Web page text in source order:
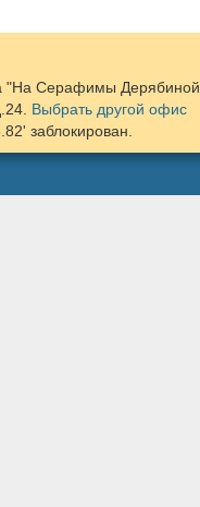
Серафимы Дерябиной",
Выбрать другой офис
заблокирован.